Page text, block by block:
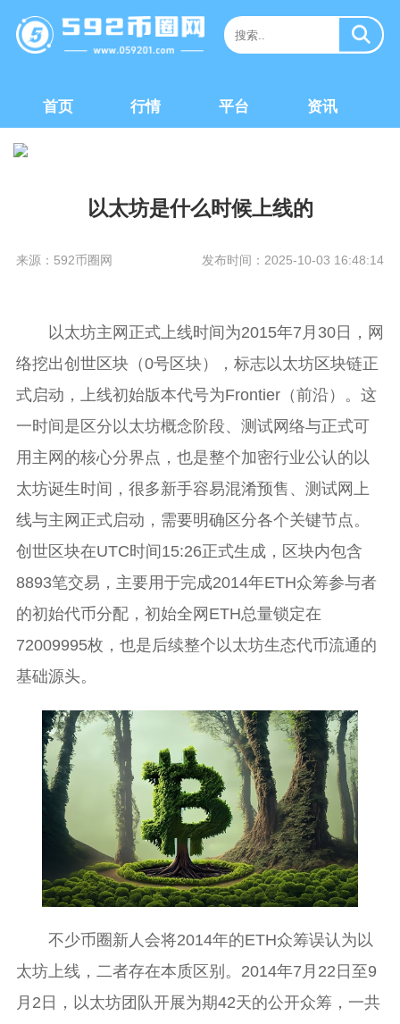
首页 行情 平台 资讯
以太坊是什么时候上线的
来源：592币圈网 发布时间：2025-10-03 16:48:14
以太坊主网正式上线时间为2015年7月30日，网
络挖出创世区块（0号区块），标志以太坊区块链正
式启动，上线初始版本代号为Frontier（前沿）。这
一时间是区分以太坊概念阶段、测试网络与正式可
用主网的核心分界点，也是整个加密行业公认的以
太坊诞生时间，很多新手容易混淆预售、测试网上
线与主网正式启动，需要明确区分各个关键节点。
创世区块在UTC时间15:26正式生成，区块内包含
8893笔交易，主要用于完成2014年ETH众筹参与者
的初始代币分配，初始全网ETH总量锁定在
72009995枚，也是后续整个以太坊生态代币流通的
基础源头。
不少币圈新人会将2014年的ETH众筹误认为以
太坊上线，二者存在本质区别。2014年7月22日至9
月2日，以太坊团队开展为期42天的公开众筹，一共